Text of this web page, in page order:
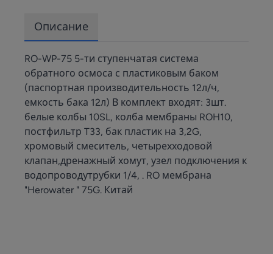
Описание
RO-WP-75 5-ти ступенчатая система
обратного осмоса с пластиковым баком
(паспортная производительность 12л/ч,
емкость бака 12л) В комплект входят: 3шт.
белые колбы 10SL, колба мембраны ROH10,
постфильтр T33, бак пластик на 3,2G,
хромовый смеситель, четырехходовой
клапан,дренажный хомут, узел подключения к
водопроводутрубки 1/4, . RO мембрана
"Herowater " 75G. Китай